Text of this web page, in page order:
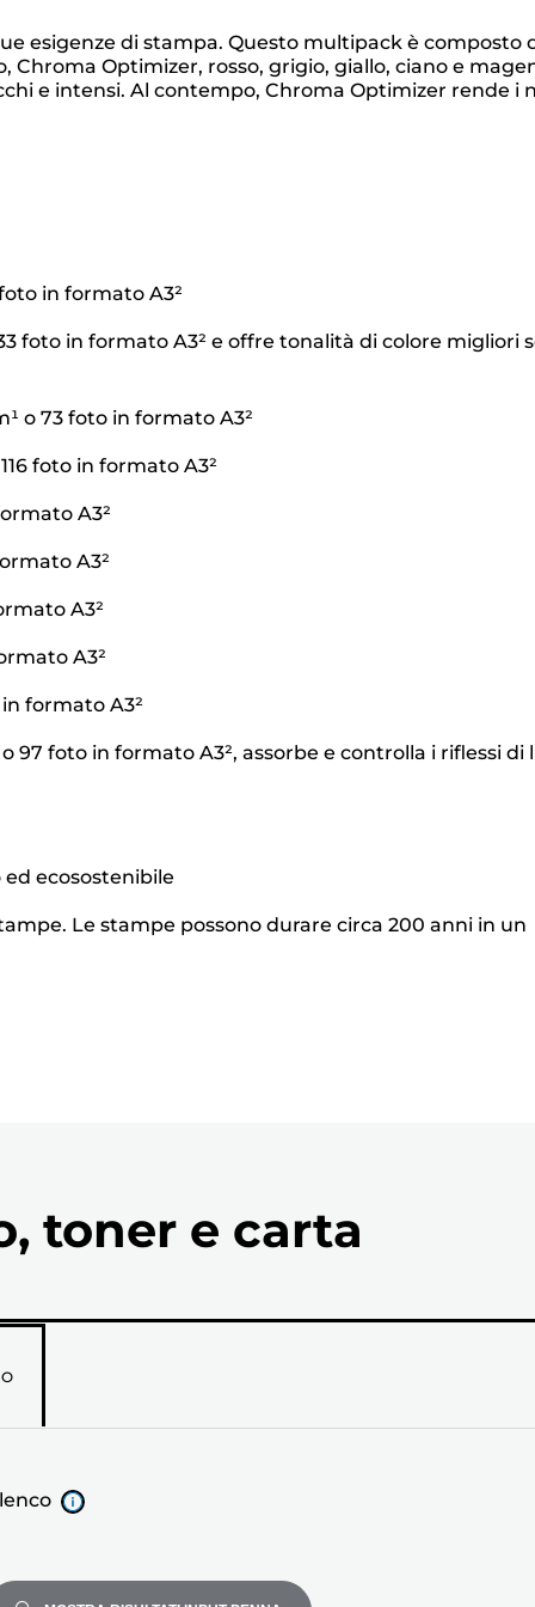
esigenze di stampa. Questo multipack è composto
Optimizer, rosso, grigio, giallo, ciano e
e intensi. Al contempo, Chroma Optimizer rende i
in formato A3²
foto in formato A3² e offre tonalità di colore migliori
o 73 foto in formato A3²
foto in formato A3²
A3²
A3²
A3²
A3²
formato A3²
foto in formato A3², assorbe e controlla i riflessi di
ecosostenibile
Le stampe possono durare circa 200 anni in un
toner e carta